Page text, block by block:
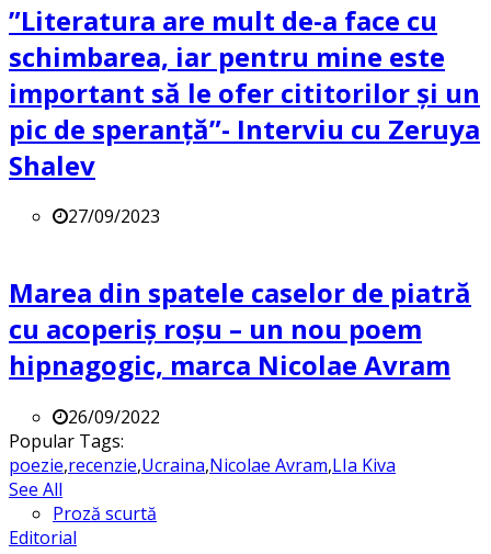
”Literatura are mult de-a face cu
schimbarea, iar pentru mine este
important să le ofer cititorilor și un
pic de speranță”- Interviu cu Zeruya
Shalev
27/09/2023
Marea din spatele caselor de piatră
cu acoperiș roșu – un nou poem
hipnagogic, marca Nicolae Avram
26/09/2022
Popular Tags:
poezie,recenzie,Ucraina,Nicolae Avram,LIa Kiva
See All
Proză scurtă
Editorial